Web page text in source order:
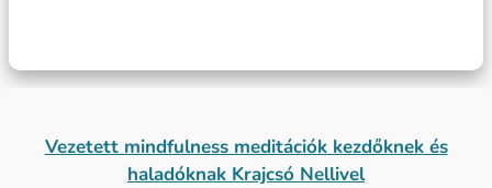
Vezetett mindfulness meditációk kezdőknek és
haladóknak Krajcsó Nellivel